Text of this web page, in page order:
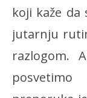
koji kaže
jutarnju
razlogom.